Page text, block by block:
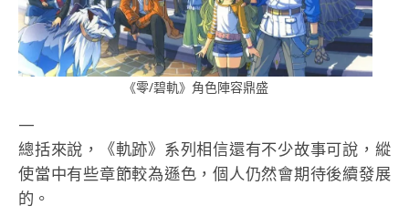
《零/碧軌》角色陣容鼎盛
—
總括來說，《軌跡》系列相信還有不少故事可說，縱
使當中有些章節較為遜色，個人仍然會期待後續發展
的。